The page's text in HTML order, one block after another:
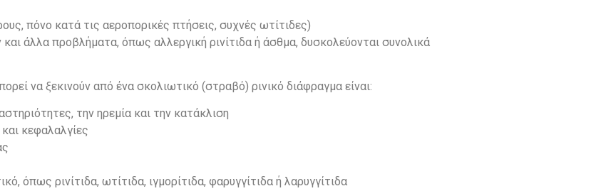
πόνο κατά τις αεροπορικές πτήσεις, συχνές ωτίτιδες)
άλλα προβλήματα, όπως αλλεργική ρινίτιδα ή άσθμα, δυσκολεύονται συνολικά
να ξεκινούν από ένα σκολιωτικό (στραβό) ρινικό διάφραγμα είναι:
την ηρεμία και την κατάκλιση
κεφαλαλγίες
όπως ρινίτιδα, ωτίτιδα, ιγμορίτιδα, φαρυγγίτιδα ή λαρυγγίτιδα